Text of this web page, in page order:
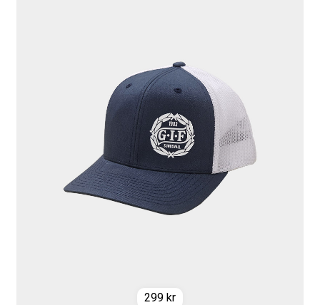
299 kr